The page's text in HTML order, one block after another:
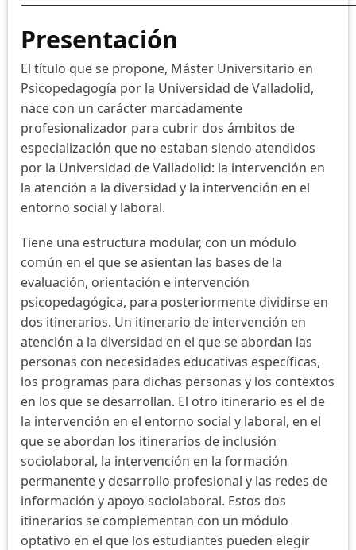
Presentación
El título que se propone, Máster Universitario en
Psicopedagogía por la Universidad de Valladolid,
nace con un carácter marcadamente
profesionalizador para cubrir dos ámbitos de
especialización que no estaban siendo atendidos
por la Universidad de Valladolid: la intervención en
la atención a la diversidad y la intervención en el
entorno social y laboral.
Tiene una estructura modular, con un módulo
común en el que se asientan las bases de la
evaluación, orientación e intervención
psicopedagógica, para posteriormente dividirse en
dos itinerarios. Un itinerario de intervención en
atención a la diversidad en el que se abordan las
personas con necesidades educativas específicas,
los programas para dichas personas y los contextos
en los que se desarrollan. El otro itinerario es el de
la intervención en el entorno social y laboral, en el
que se abordan los itinerarios de inclusión
sociolaboral, la intervención en la formación
permanente y desarrollo profesional y las redes de
información y apoyo sociolaboral. Estos dos
itinerarios se complementan con un módulo
optativo en el que los estudiantes pueden elegir